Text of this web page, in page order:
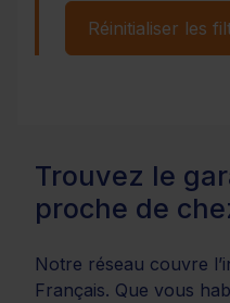
Réinitialiser les
Trouvez le
proche de
Notre réseau couvre
Français. Que vous